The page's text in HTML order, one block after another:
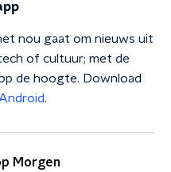
nou gaat om nieuws uit
of cultuur; met de
de hoogte. Download
.
Morgen